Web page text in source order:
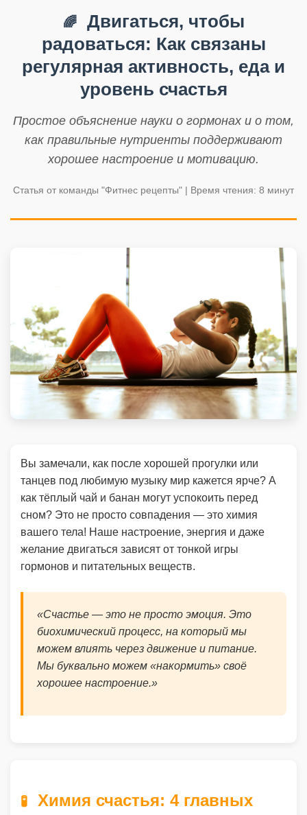
🌈
Двигаться, чтобы
радоваться: Как связаны
регулярная активность, еда и
уровень счастья
Простое объяснение науки о гормонах и о том,
как правильные нутриенты поддерживают
хорошее настроение и мотивацию.
Статья от команды "Фитнес рецепты" | Время чтения: 8 минут
Вы замечали, как после хорошей прогулки или
танцев под любимую музыку мир кажется ярче? А
как тёплый чай и банан могут успокоить перед
сном? Это не просто совпадения — это химия
вашего тела! Наше настроение, энергия и даже
желание двигаться зависят от тонкой игры
гормонов и питательных веществ.
«Счастье — это не просто эмоция. Это
биохимический процесс, на который мы
можем влиять через движение и питание.
Мы буквально можем «накормить» своё
хорошее настроение.»
🧪
Химия счастья: 4 главных